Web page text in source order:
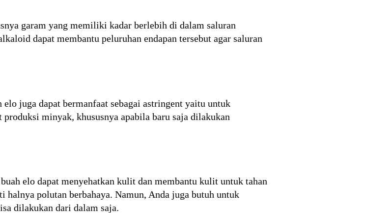
garam yang memiliki kadar berlebih di dalam saluran
dapat membantu peluruhan endapan tersebut agar saluran
juga dapat bermanfaat sebagai astringent yaitu untuk
minyak, khususnya apabila baru saja dilakukan
buah elo dapat menyehatkan kulit dan membantu kulit untuk tahan
halnya polutan berbahaya. Namun, Anda juga butuh untuk
dilakukan dari dalam saja.